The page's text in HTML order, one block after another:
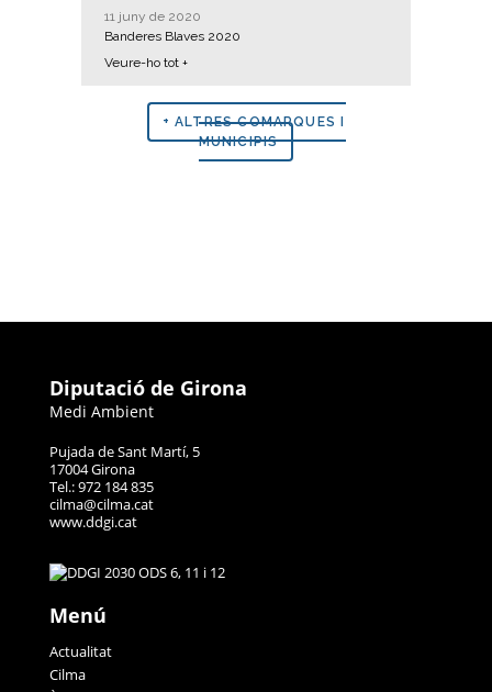
11 juny de 2020
Banderes Blaves 2020
Veure-ho tot +
+ ALTRES COMARQUES I
MUNICIPIS
Diputació de Girona
Medi Ambient
Pujada de Sant Martí, 5
17004 Girona
Tel.: 972 184 835
cilma@cilma.cat
www.ddgi.cat
Menú
Actualitat
Cilma